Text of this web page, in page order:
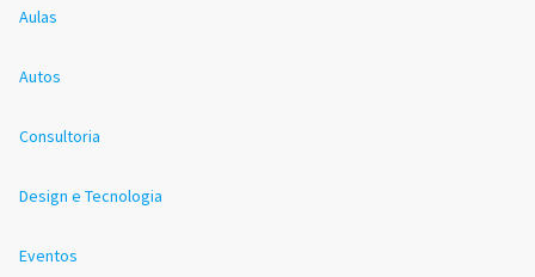
Aulas
Autos
Consultoria
Design e Tecnologia
Eventos